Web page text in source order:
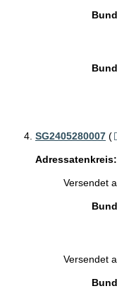
SG2405280007 (
Adressatenkreis:
Versendet
Versendet